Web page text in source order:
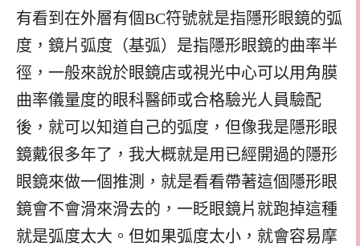
有看到在外層有個BC符號就是指隱形眼鏡的弧
度，鏡片弧度（基弧）是指隱形眼鏡的曲率半
徑，一般來說於眼鏡店或視光中心可以用角膜
曲率儀量度的眼科醫師或合格驗光人員驗配
後，就可以知道自己的弧度，但像我是隱形眼
鏡戴很多年了，我大概就是用已經開過的隱形
眼鏡來做一個推測，就是看看帶著這個隱形眼
鏡會不會滑來滑去的，一眨眼鏡片就跑掉這種
就是弧度太大。但如果弧度太小，就會容易摩